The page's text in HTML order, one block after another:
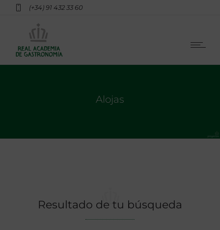
(+34) 91 432 33 60
Alojas
Resultado de tu búsqueda